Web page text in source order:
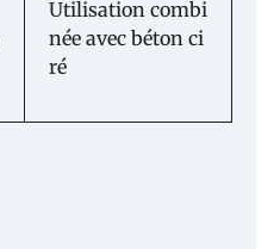
Utilisation combi
née avec béton ci
ré